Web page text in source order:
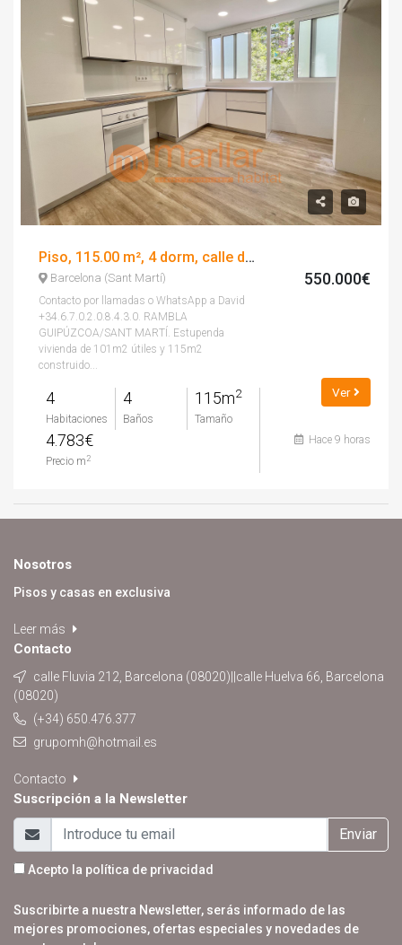
Piso, 115.00 m², 4 dorm, calle de guipúscoa
Barcelona (Sant Martí)
Contacto por llamadas o WhatsApp a David
+34.6.7.0.2.0.8.4.3.0. RAMBLA
GUIPÚZCOA/SANT MARTÍ. Estupenda
vivienda de 101m2 útiles y 115m2
construido...
4
Habitaciones
4
Baños
115m2
Tamaño
4.783€
Precio m 2
550.000€
Ver
Hace 9 horas
Nosotros
Pisos y casas en exclusiva
Leer más
Contacto
calle Fluvia 212, Barcelona (08020)||calle Huelva 66, Barcelona
(08020)
(+34) 650.476.377
grupomh@hotmail.es
Contacto
Suscripción a la Newsletter
Enviar
Acepto la política de privacidad
Suscribirte a nuestra Newsletter, serás informado de las
mejores promociones, ofertas especiales y novedades de